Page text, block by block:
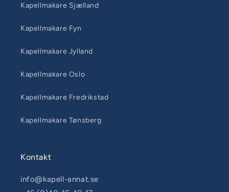
Kapellmakare Sjælland
Kapellmakare Fyn
Kapellmakare Jylland
Kapellmakare Oslo
Kapellmakare Fredrikstad
Kapellmakare Tønsberg
Kontakt
info@kapell-annat.se